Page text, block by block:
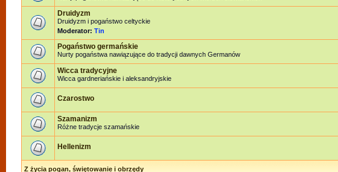
Druidyzm
Druidyzm i pogaństwo celtyckie
Moderator: Tin
Pogaństwo germańskie
Nurty pogaństwa nawiązujące do tradycji dawnych Germanów
Wicca tradycyjne
Wicca gardneriańskie i aleksandryjskie
Czarostwo
Szamanizm
Różne tradycje szamańskie
Hellenizm
Z życia pogan, świętowanie i obrzędy